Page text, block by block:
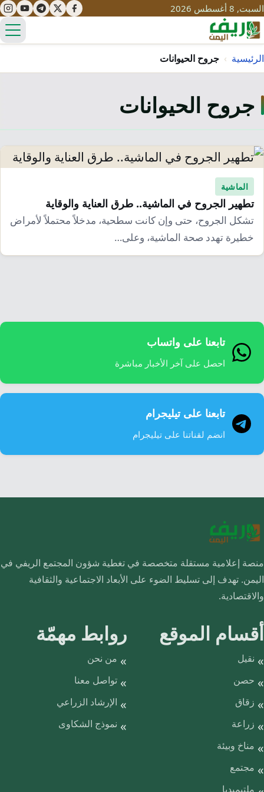
السبت, 8 أغسطس 2026
صحة
مياه
طرُق
قصص نجاح
مبادرات
سياحة
تراث
ثقافة
التغير المناخي
محميات
التلوث
تحديات
حلول
نساء
تقارير صور
فيديو
الرئيسية › جروح الحيوانات
جروح الحيوانات
الماشية
تطهير الجروح في الماشية.. طرق العناية والوقاية
تشكل الجروح، حتى وإن كانت سطحية، مدخلاً محتملاً لأمراض
خطيرة تهدد صحة الماشية، وعلى…
تابعنا على واتساب
احصل على آخر الأخبار مباشرة
تابعنا على تيليجرام
انضم لقناتنا على تيليجرام
منصة إعلامية مستقلة متخصصة في تغطية شؤون المجتمع الريفي في
اليمن. تهدف إلى تسليط الضوء على الأبعاد الاجتماعية والثقافية
والاقتصادية.
أقسام الموقع
نقيل
حصن
زقاق
زراعة
مناخ وبيئة
مجتمع
ملتيميديا
روابط مهمّة
من نحن
تواصل معنا
الإرشاد الزراعي
نموذج الشكاوى